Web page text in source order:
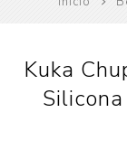
Kuka